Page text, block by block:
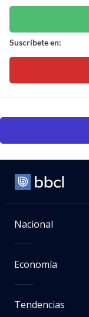
Suscríbete en:
Nacional
Economía
Tendencias